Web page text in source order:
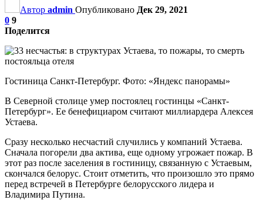
Автор admin Опубликовано Дек 29, 2021
0 9
Поделится
Гостиница Санкт-Петербург. Фото: «Яндекс панорамы»
В Северной столице умер постоялец гостинцы «Санкт-
Петербург». Ее бенефициаром считают миллиардера Алексея
Устаева.
Сразу несколько несчастий случились у компаний Устаева.
Сначала погорели два актива, еще одному угрожает пожар. В
этот раз после заселения в гостиницу, связанную с Устаевым,
скончался белорус. Стоит отметить, что произошло это прямо
перед встречей в Петербурге белорусского лидера и
Владимира Путина.